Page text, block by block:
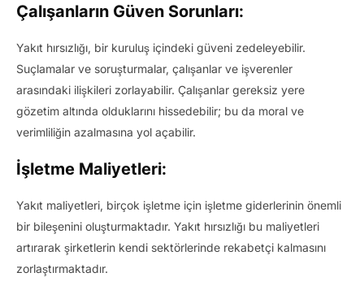
Çalışanların Güven Sorunları:
Yakıt hırsızlığı, bir kuruluş içindeki güveni zedeleyebilir.
Suçlamalar ve soruşturmalar, çalışanlar ve işverenler
arasındaki ilişkileri zorlayabilir. Çalışanlar gereksiz yere
gözetim altında olduklarını hissedebilir; bu da moral ve
verimliliğin azalmasına yol açabilir.
İşletme Maliyetleri:
Yakıt maliyetleri, birçok işletme için işletme giderlerinin önemli
bir bileşenini oluşturmaktadır. Yakıt hırsızlığı bu maliyetleri
artırarak şirketlerin kendi sektörlerinde rekabetçi kalmasını
zorlaştırmaktadır.